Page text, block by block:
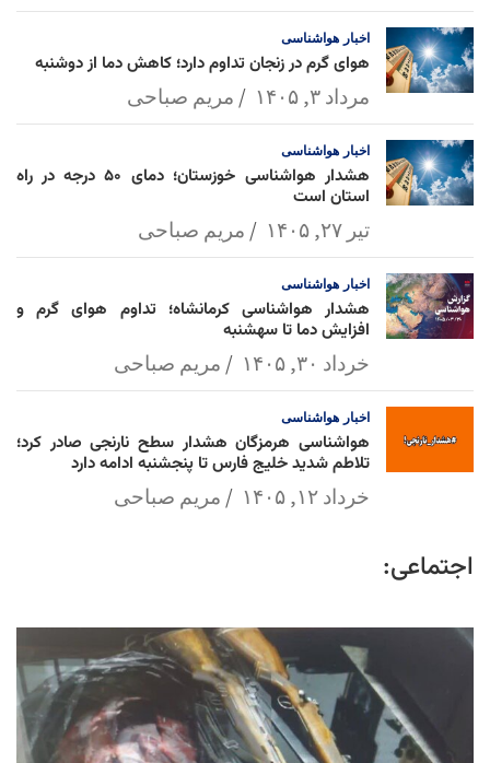
p
k
l
اخبار هواشناسی
هوای گرم در زنجان تداوم دارد؛ کاهش دما از دوشنبه
مرداد ۳, ۱۴۰۵ مریم صباحی
اخبار هواشناسی
هشدار هواشناسی خوزستان؛ دمای ۵۰ درجه در راه
استان است
تیر ۲۷, ۱۴۰۵ مریم صباحی
اخبار هواشناسی
هشدار هواشناسی کرمانشاه؛ تداوم هوای گرم و
افزایش دما تا سهشنبه
خرداد ۳۰, ۱۴۰۵ مریم صباحی
اخبار هواشناسی
هواشناسی هرمزگان هشدار سطح نارنجی صادر کرد؛
تلاطم شدید خلیج فارس تا پنجشنبه ادامه دارد
خرداد ۱۲, ۱۴۰۵ مریم صباحی
اجتماعی: